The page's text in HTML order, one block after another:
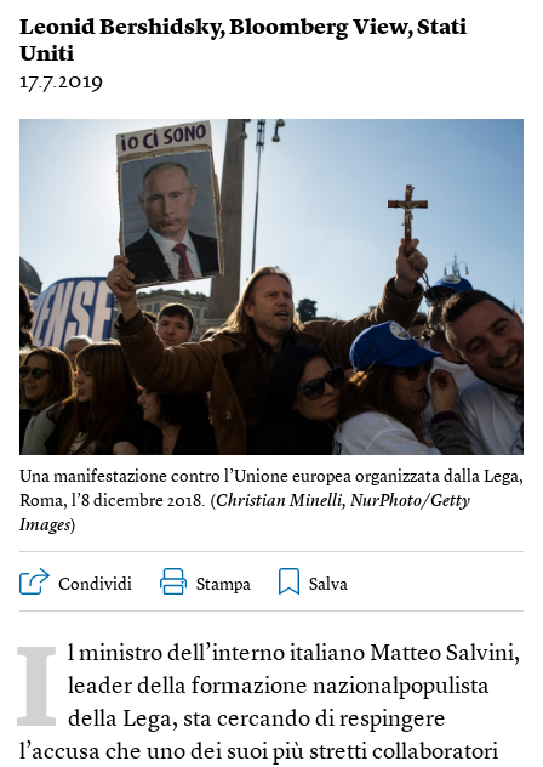
Leonid Bershidsky,Bloomberg View,Stati
Uniti
17.7.2019
Una manifestazione contro l’Unione europea organizzata dalla Lega,
Roma, l’8 dicembre 2018. (Christian Minelli, NurPhoto/Getty
Images)
Condividi Stampa
I l ministro dell’interno italiano Matteo Salvini,
leader della formazione nazionalpopulista
della Lega, sta cercando di respingere
l’accusa che uno dei suoi più stretti collaboratori